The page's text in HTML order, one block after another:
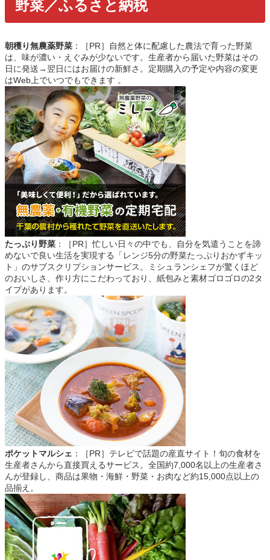
野菜／ふるさと納税
朝穫り無農薬野菜 ：［PR］自然と体に配慮した農法で育った野菜
は、味が濃い・えぐみが少ないです。生産者から届いた野菜はその
日に発送→翌日にはお届けの新鮮さ。定期購入の予定や内容の変更
はWeb上でいつでもできます 。
たっぷり野菜 ：［PR］忙しい日々の中でも、自分を気遣うことを諦
めないで良い生活を実現する「レンジ5分の野菜たっぷりおかずキッ
ト」のサブスクリプションサービス。ミシュランシェフが驚くほど
のおいしさ、作り方にこだわっており、紙包みと素材ゴロゴロの2タ
イプがあります。
ポケットマルシェ ：［PR］テレビで話題の産直サイト！旬の食材を
生産者さんから直接買えるサービス。全国約7,000名以上の生産者さ
んが登録し、商品は果物・海鮮・野菜・お肉など約15,000点以上の
品揃え。